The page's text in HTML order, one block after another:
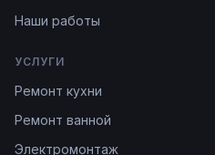
Наши работы
УСЛУГИ
Ремонт кухни
Ремонт ванной
Электромонтаж